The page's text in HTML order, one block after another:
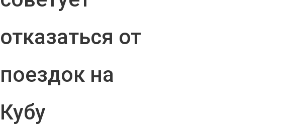
отказаться от
поездок на
Кубу